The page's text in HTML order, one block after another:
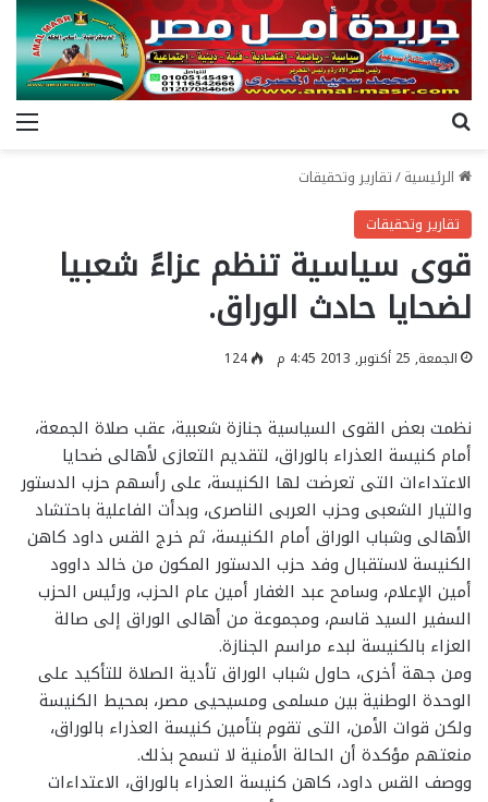
الرئيسية/تقارير وتحقيقات
تقارير وتحقيقات
قوى سياسية تنظم عزاءً شعبيا
لضحايا حادث الوراق.
الجمعة, 25 أكتوبر, 2013 4:45 م 124
نظمت بعض القوى السياسية جنازة شعبية، عقب صلاة الجمعة،
أمام كنيسة العذراء بالوراق، لتقديم التعازى لأهالى ضحايا
الاعتداءات التى تعرضت لها الكنيسة، على رأسهم حزب الدستور
والتيار الشعبى وحزب العربى الناصرى، وبدأت الفاعلية باحتشاد
الأهالى وشباب الوراق أمام الكنيسة، ثم خرج القس داود كاهن
الكنيسة لاستقبال وفد حزب الدستور المكون من خالد داوود
أمين الإعلام، وسامح عبد الغفار أمين عام الحزب، ورئيس الحزب
السفير السيد قاسم، ومجموعة من أهالى الوراق إلى صالة
العزاء بالكنيسة لبدء مراسم الجنازة.
ومن جهة أخرى، حاول شباب الوراق تأدية الصلاة للتأكيد على
الوحدة الوطنية بين مسلمى ومسيحيى مصر، بمحيط الكنيسة
ولكن قوات الأمن، التى تقوم بتأمين كنيسة العذراء بالوراق،
منعتهم مؤكدة أن الحالة الأمنية لا تسمح بذلك.
ووصف القس داود، كاهن كنيسة العذراء بالوراق، الاعتداءات